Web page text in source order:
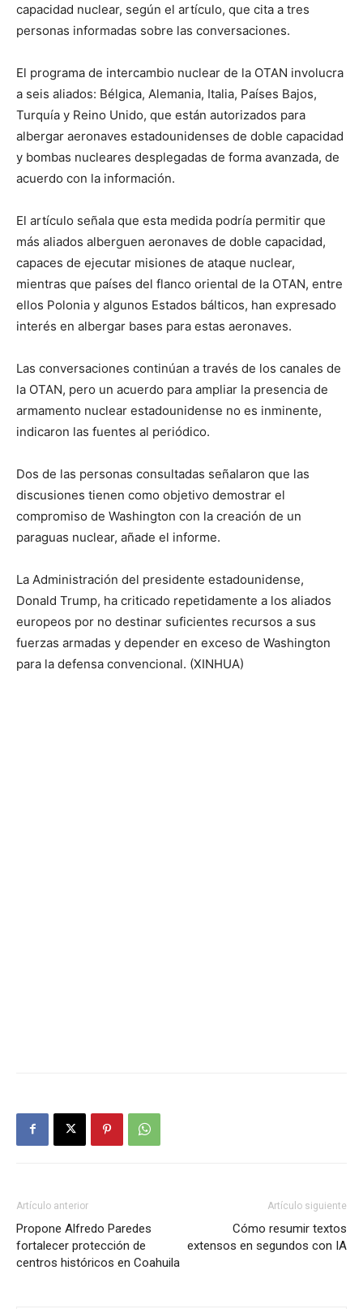
capacidad nuclear, según el artículo, que cita a tres
personas informadas sobre las conversaciones.
El programa de intercambio nuclear de la OTAN involucra
a seis aliados: Bélgica, Alemania, Italia, Países Bajos,
Turquía y Reino Unido, que están autorizados para
albergar aeronaves estadounidenses de doble capacidad
y bombas nucleares desplegadas de forma avanzada, de
acuerdo con la información.
El artículo señala que esta medida podría permitir que
más aliados alberguen aeronaves de doble capacidad,
capaces de ejecutar misiones de ataque nuclear,
mientras que países del flanco oriental de la OTAN, entre
ellos Polonia y algunos Estados bálticos, han expresado
interés en albergar bases para estas aeronaves.
Las conversaciones continúan a través de los canales de
la OTAN, pero un acuerdo para ampliar la presencia de
armamento nuclear estadounidense no es inminente,
indicaron las fuentes al periódico.
Dos de las personas consultadas señalaron que las
discusiones tienen como objetivo demostrar el
compromiso de Washington con la creación de un
paraguas nuclear, añade el informe.
La Administración del presidente estadounidense,
Donald Trump, ha criticado repetidamente a los aliados
europeos por no destinar suficientes recursos a sus
fuerzas armadas y depender en exceso de Washington
para la defensa convencional. (XINHUA)
Artículo anterior
Propone Alfredo Paredes
fortalecer protección de
centros históricos en Coahuila
Artículo siguiente
Cómo resumir textos
extensos en segundos con IA